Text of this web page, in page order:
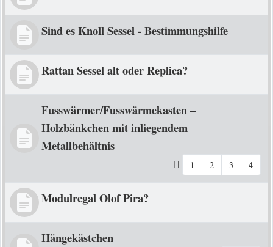
Sind es Knoll Sessel - Bestimmungshilfe
Rattan Sessel alt oder Replica?
Fusswärmer/Fusswärmekasten –
Holzbänkchen mit inliegendem
Metallbehältnis
1 2 3 4
Modulregal Olof Pira?
Hängekästchen